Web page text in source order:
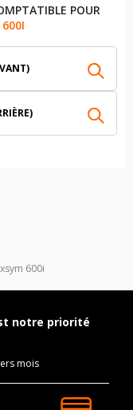
600i
POUR
notre priorité
mois